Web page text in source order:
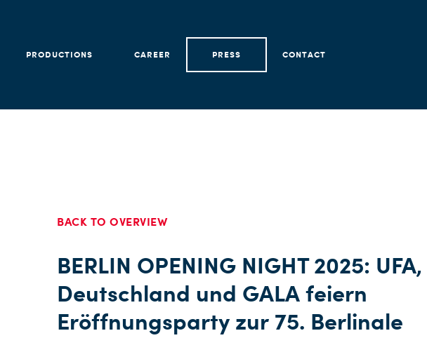
PRODUCTIONS CAREER PRESS CONTACT
BACK TO OVERVIEW
BERLIN OPENING NIGHT 2025: UFA,
Deutschland und GALA feiern
Eröffnungsparty zur 75. Berlinale